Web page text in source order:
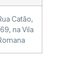
Catão,
na Vila